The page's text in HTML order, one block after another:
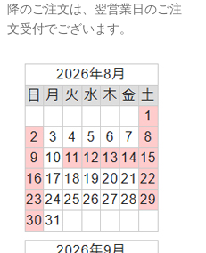
降のご注文は、翌営業日のご注
文受付でございます。